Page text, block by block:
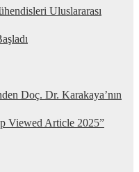
Uluslararası
Doç. Dr. Karakaya’nın
Viewed Article 2025”